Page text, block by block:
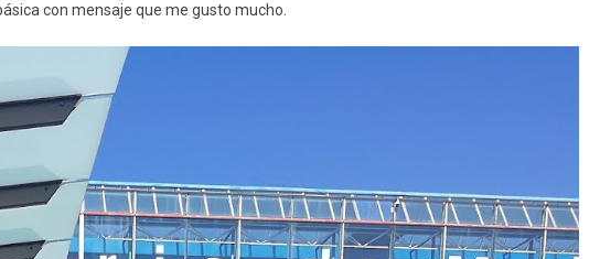
con mensaje que me gusto mucho.